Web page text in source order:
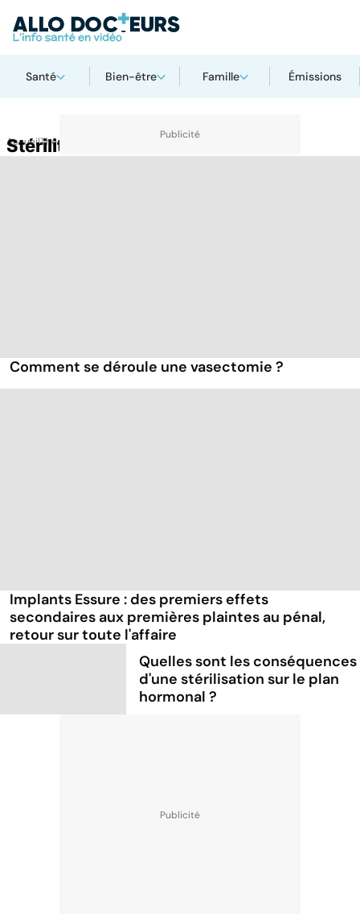
Santé Bien-être Famille Émissions
AccueilThématiques
Stérilité définitive
Comment se déroule une vasectomie ?
Implants Essure : des premiers effets
secondaires aux premières plaintes au pénal,
retour sur toute l'affaire
Quelles sont les conséquences
d'une stérilisation sur le plan
hormonal ?